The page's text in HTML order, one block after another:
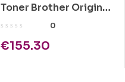
Toner Brother Original
TN-326Y Amarelo
0
€155.30